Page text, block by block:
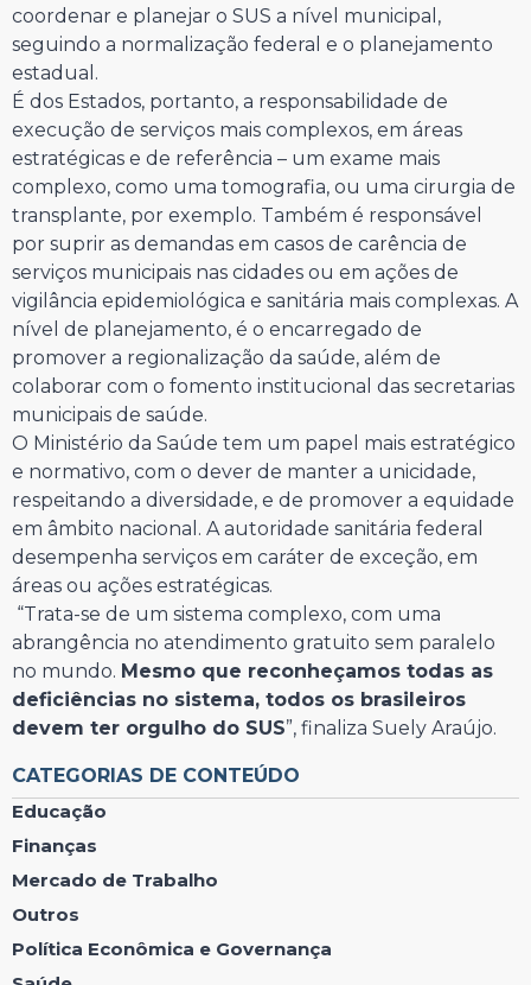
coordenar e planejar o SUS a nível municipal,
seguindo a normalização federal e o planejamento
estadual.
É dos Estados, portanto, a responsabilidade de
execução de serviços mais complexos, em áreas
estratégicas e de referência – um exame mais
complexo, como uma tomografia, ou uma cirurgia de
transplante, por exemplo. Também é responsável
por suprir as demandas em casos de carência de
serviços municipais nas cidades ou em ações de
vigilância epidemiológica e sanitária mais complexas. A
nível de planejamento, é o encarregado de
promover a regionalização da saúde, além de
colaborar com o fomento institucional das secretarias
municipais de saúde.
O Ministério da Saúde tem um papel mais estratégico
e normativo, com o dever de manter a unicidade,
respeitando a diversidade, e de promover a equidade
em âmbito nacional. A autoridade sanitária federal
desempenha serviços em caráter de exceção, em
áreas ou ações estratégicas.
“Trata-se de um sistema complexo, com uma
abrangência no atendimento gratuito sem paralelo
no mundo. Mesmo que reconheçamos todas as
deficiências no sistema, todos os brasileiros
devem ter orgulho do SUS”, finaliza Suely Araújo.
CATEGORIAS DE CONTEÚDO
Educação
Finanças
Mercado de Trabalho
Outros
Política Econômica e Governança